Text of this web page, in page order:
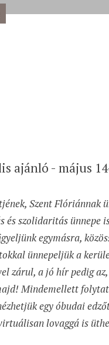
ajánló - május
Szent Flóriánnak
és szolidaritás ünnepe
egymásra,
ünnepeljük a
zárul, a jó hír pedig
Mindemellett
egy óbudai
lovaggá is